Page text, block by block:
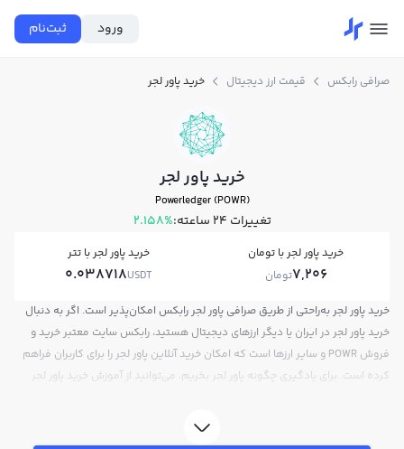
ورود ثبت‌نام
صرافی رابکس قیمت ارز دیجیتال خرید پاور لجر
خرید پاور لجر
Powerledger (POWR)
تغییرات ۲۴ ساعته: 2.158%
خرید پاور لجر با تومان
7,206تومان
خرید پاور لجر با تتر
0.038718USDT
خرید پاور لجر به‌راحتی از طریق صرافی پاور لجر رابکس امکان‌پذیر است. اگر به دنبال
خرید پاور لجر در ایران یا دیگر ارزهای دیجیتال هستید، رابکس سایت معتبر خرید و
فروش POWR و سایر ارزها است که امکان خرید آنلاین پاور لجر را برای کاربران فراهم
کرده است. برای یادگیری چگونه پاور لجر بخریم، می‌توانید از آموزش خرید پاور لجر
بپردازید. در بازار رابکس، قیمت لحظه‌ای، نمودار و امکانات فروش پاور لجر نیز در
دسترس شما قرار دارد تا بتوانید تصمیمات بهتری در معاملات خود بگیرید.